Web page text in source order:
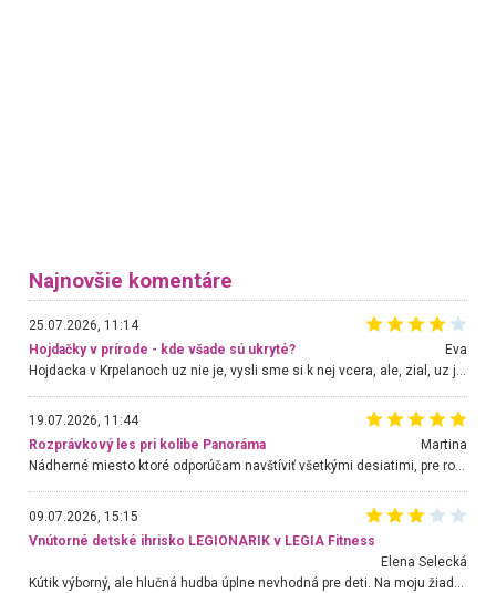
Najnovšie komentáre
25.07.2026, 11:14
Hojdačky v prírode - kde všade sú ukryté?
Eva
19.07.2026, 11:44
Rozprávkový les pri kolibe Panoráma
Martina
Nádherné miesto ktoré odporúčam navštíviť všetkými desiatimi, pre rodiny s deťmi, dôchodcom... Proste a jednoducho ozaj rozprávkový les.. určite ešte prídeme. Odniesli sme si na pamiatku krásne tričká,
09.07.2026, 15:15
Vnútorné detské ihrisko LEGIONARIK v LEGIA Fitness
Elena Selecká
Kútik výborný, ale hlučná hudba úplne nevhodná pre deti. Na moju žiadosť o aspoň sušenie nereagovali.